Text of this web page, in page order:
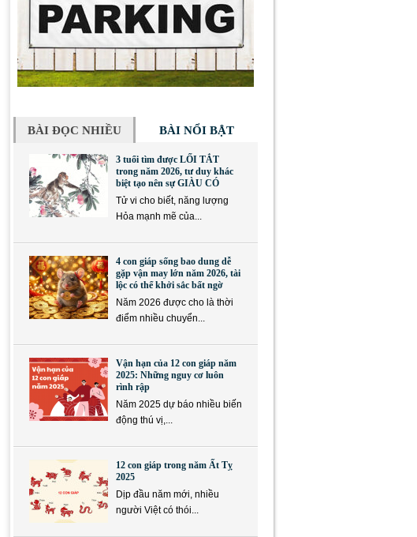
BÀI ĐỌC NHIỀU BÀI NỔI BẬT
3 tuổi tìm được LỐI TẮT
trong năm 2026, tư duy khác
biệt tạo nên sự GIÀU CÓ
Tử vi cho biết, năng lượng
Hỏa mạnh mẽ của...
4 con giáp sống bao dung dễ
gặp vận may lớn năm 2026, tài
lộc có thể khởi sắc bất ngờ
Năm 2026 được cho là thời
điểm nhiều chuyển...
Vận hạn của 12 con giáp năm
2025: Những nguy cơ luôn
rình rập
Năm 2025 dự báo nhiều biến
động thú vị,...
12 con giáp trong năm Ất Tỵ
2025
Dịp đầu năm mới, nhiều
người Việt có thói...